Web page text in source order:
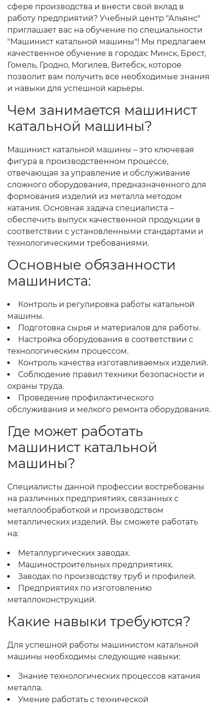
сфере производства и внести свой вклад в
работу предприятий? Учебный центр "Альянс"
приглашает вас на обучение по специальности
"Машинист катальной машины"! Мы предлагаем
качественное обучение в городах: Минск, Брест,
Гомель, Гродно, Могилев, Витебск, которое
позволит вам получить все необходимые знания
и навыки для успешной карьеры.
Чем занимается машинист
катальной машины?
Машинист катальной машины – это ключевая
фигура в производственном процессе,
отвечающая за управление и обслуживание
сложного оборудования, предназначенного для
формования изделий из металла методом
катания. Основная задача специалиста –
обеспечить выпуск качественной продукции в
соответствии с установленными стандартами и
технологическими требованиями.
Основные обязанности
машиниста:
Контроль и регулировка работы катальной
машины.
Подготовка сырья и материалов для работы.
Настройка оборудования в соответствии с
технологическим процессом.
Контроль качества изготавливаемых изделий.
Соблюдение правил техники безопасности и
охраны труда.
Проведение профилактического
обслуживания и мелкого ремонта оборудования.
Где может работать
машинист катальной
машины?
Специалисты данной профессии востребованы
на различных предприятиях, связанных с
металлообработкой и производством
металлических изделий. Вы сможете работать
на:
Металлургических заводах.
Машиностроительных предприятиях.
Заводах по производству труб и профилей.
Предприятиях по изготовлению
металлоконструкций.
Какие навыки требуются?
Для успешной работы машинистом катальной
машины необходимы следующие навыки:
Знание технологических процессов катания
металла.
Умение работать с технической